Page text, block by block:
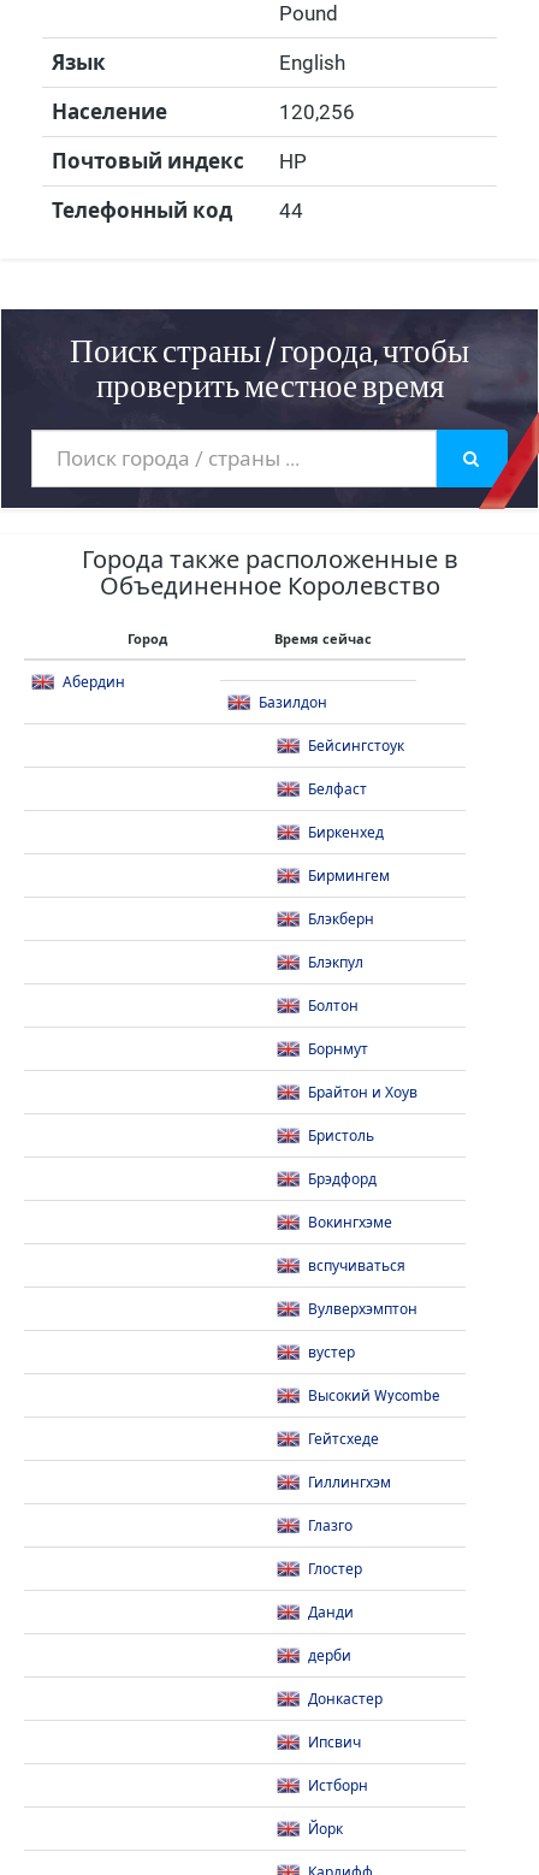
Pound
Язык English
Население 120,256
Почтовый индекс HP
Телефонный код 44
Поиск страны / города, чтобы
проверить местное время
Города также расположенные в
Объединенное Королевство
Город Время сейчас
Абердин
Базилдон
Бейсингстоук
Белфаст
Биркенхед
Бирмингем
Блэкберн
Блэкпул
Болтон
Борнмут
Брайтон и Хоув
Бристоль
Брэдфорд
Вокингхэме
вспучиваться
Вулверхэмптон
вустер
Высокий Wycombe
Гейтсхеде
Гиллингхэм
Глазго
Глостер
Данди
дерби
Донкастер
Ипсвич
Истборн
Йорк